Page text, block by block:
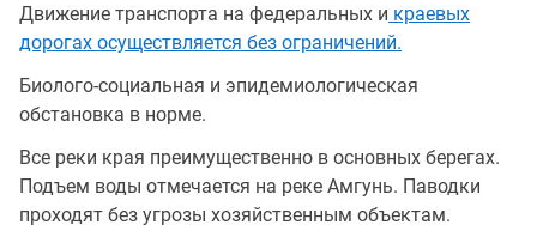
Движение транспорта на федеральных и краевых
дорогах осуществляется без ограничений.
Биолого-социальная и эпидемиологическая
обстановка в норме.
Все реки края преимущественно в основных берегах.
Подъем воды отмечается на реке Амгунь. Паводки
проходят без угрозы хозяйственным объектам.